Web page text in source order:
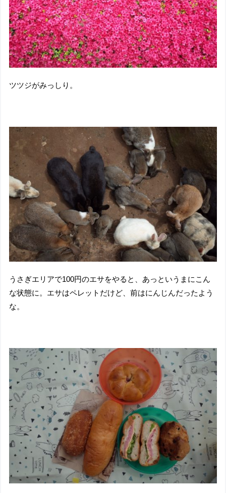
ツツジがみっしり。
うさぎエリアで100円のエサをやると、あっというまにこん
な状態に。エサはペレットだけど、前はにんじんだったよう
な。